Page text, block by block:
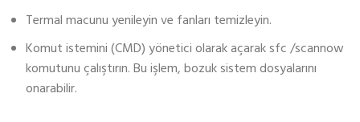
Termal macunu yenileyin ve fanları temizleyin.
Komut istemini (CMD) yönetici olarak açarak sfc /scannow
komutunu çalıştırın. Bu işlem, bozuk sistem dosyalarını
onarabilir.